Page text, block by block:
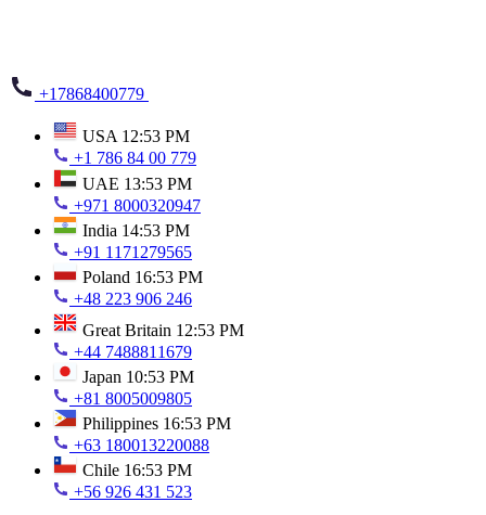
+17868400779
USA 12:53 PM
+1 786 84 00 779
UAE 13:53 PM
+971 8000320947
India 14:53 PM
+91 1171279565
Poland 16:53 PM
+48 223 906 246
Great Britain 12:53 PM
+44 7488811679
Japan 10:53 PM
+81 8005009805
Philippines 16:53 PM
+63 180013220088
Chile 16:53 PM
+56 926 431 523